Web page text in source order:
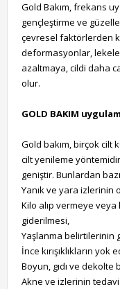
Gold Bakım, frekans
gençleştirme ve
çevresel faktörlerden
deformasyonlar,
azaltmaya, cildi daha
olur.
GOLD BAKIM
Gold bakım, birçok cilt
cilt yenileme
geniştir. Bunlardan
Yanık ve yara izlerinin
Kilo alıp vermeye
giderilmesi,
Yaşlanma belirtilerinin
İnce kırışıklıkların yok
Boyun, gıdı ve
Akne ve izlerinin